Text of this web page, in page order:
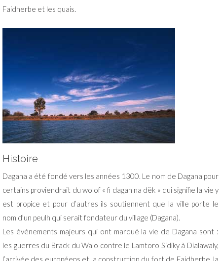
Faidherbe et les quais.
Histoire
Dagana a été fondé vers les années 1300. Le nom de Dagana pour
certains proviendrait du wolof « fi dagan na dëk » qui signifie la vie y
est propice et pour d’autres ils soutiennent que la ville porte le
nom d’un peulh qui serait fondateur du village (Dagana).
Les événements majeurs qui ont marqué la vie de Dagana sont :
les guerres du Brack du Walo contre le Lamtoro Sidiky à Dialawaly,
l’arrivée des européens et la construction du fort de Faidherbe, la